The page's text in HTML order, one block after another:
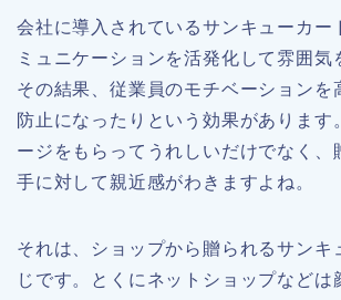
会社に導入されているサンキューカー
ミュニケーションを活発化して雰囲気
その結果、従業員のモチベーションを
防止になったりという効果があります
ージをもらってうれしいだけでなく、
手に対して親近感がわきますよね。
それは、ショップから贈られるサンキ
じです。とくにネットショップなどは